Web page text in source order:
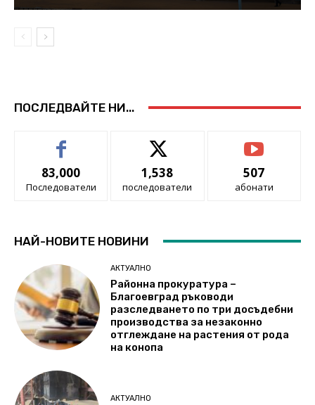
ПОСЛЕДВАЙТЕ НИ...
83,000
Последователи
1,538
последователи
507
абонати
НАЙ-НОВИТЕ НОВИНИ
АКТУАЛНО
Районна прокуратура –
Благоевград ръководи
разследването по три досъдебни
производства за незаконно
отглеждане на растения от рода
на конопа
АКТУАЛНО